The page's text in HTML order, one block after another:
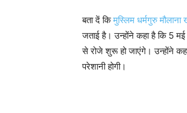
बता दें किमुस्लिम धर्मगुरु मौलाना
जताई है। उन्होंने कहा है कि 5
से रोजे शुरू हो जाएंगे। उन्होंने
परेशानी होगी।